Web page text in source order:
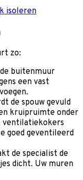
isoleren
zo:
buitenmuur
een vast
de spouw gevuld
kruipruimte onder
ventilatiekokers
goed geventileerd
de specialist de
dicht. Uw muren